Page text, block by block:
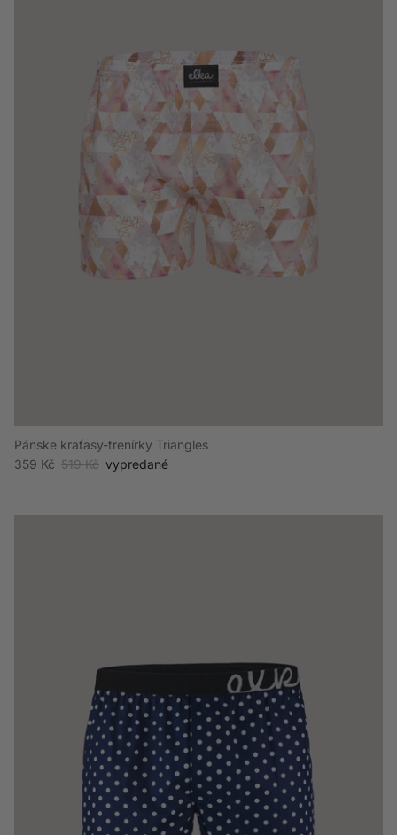
Pánske kraťasy-trenírky Triangles
Akciová cena
359 Kč Bežná cena
519 Kč vypredané